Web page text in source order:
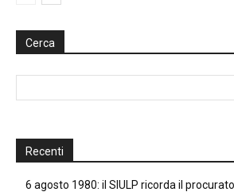
Cerca
Recenti
6 agosto 1980: il SIULP ricorda il